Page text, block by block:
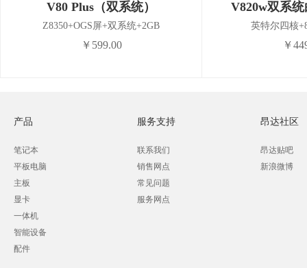
V80 Plus（双系统）
Z8350+OGS屏+双系统+2GB
￥599.00
V820w双系
英特尔四核
￥
产品
笔记本
平板电脑
主板
显卡
一体机
智能设备
配件
服务支持
联系我们
销售网点
常见问题
服务网点
昂达社区
昂达贴吧
新浪微博